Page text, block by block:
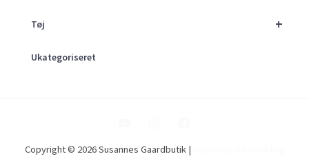
+
Tøj
Ukategoriseret
Copyright © 2026 Susannes Gaardbutik |